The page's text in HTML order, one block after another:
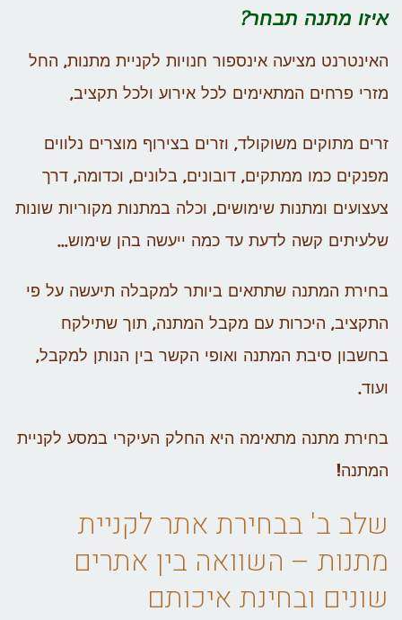
איזו מתנה תבחר?
האינטרנט מציעה אינספור חנויות לקניית מתנות, החל
מזרי פרחים המתאימים לכל אירוע ולכל תקציב,
זרים מתוקים משוקולד, וזרים בצירוף מוצרים נלווים
מפנקים כמו ממתקים, דובונים, בלונים, וכדומה, דרך
צעצועים ומתנות שימושים, וכלה במתנות מקוריות שונות
שלעיתים קשה לדעת עד כמה ייעשה בהן שימוש…
בחירת המתנה שתתאים ביותר למקבלה תיעשה על פי
התקציב, היכרות עם מקבל המתנה, תוך שתילקח
בחשבון סיבת המתנה ואופי הקשר בין הנותן למקבל,
ועוד.
בחירת מתנה מתאימה היא החלק העיקרי במסע לקניית
המתנה!
שלב ב' בבחירת אתר לקניית
מתנות – השוואה בין אתרים
שונים ובחינת איכותם